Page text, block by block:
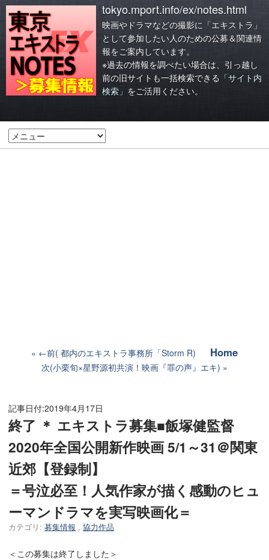
tokyo.mport.info/ex/notes.html
映画やドラマなどの撮影に「エキストラ」
として参加したい人のための公募＆関連情
報をご案内しています。
※過去の情報を調べたい場合は、引っ越し
前の旧サイトも一括検索できる 「サイト内
検索」 をご活用ください。
←前( 都内のエキストラ事務所「Storm R) Home
次(小栗旬×星野源初共演！映画『罪の声』エキ)
記事日付:2019年4月17日
終了 ＊ エキストラ募集■飯塚健監督
2020年全国公開新作映画 5/1～31＠関東
近郊【登録制】
＝号泣必至！人気作家が描く感動のヒュ
ーマンドラマを実写映画化＝
カテゴリ: 募集情報 , 協力作品
＜この募集は終了しました＞